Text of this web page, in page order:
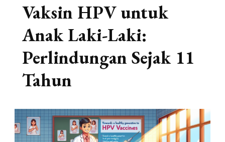
Vaksin HPV untuk
Anak Laki-Laki:
Perlindungan Sejak 11
Tahun